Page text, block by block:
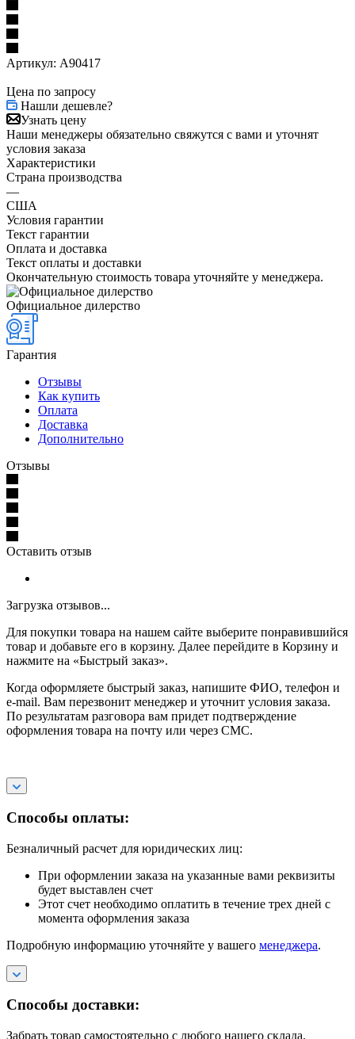
Артикул: A90417
Цена по запросу
Нашли дешевле?
Узнать цену
Наши менеджеры обязательно свяжутся с вами и уточнят
условия заказа
Характеристики
Страна производства
—
США
Условия гарантии
Текст гарантии
Оплата и доставка
Текст оплаты и доставки
Окончательную стоимость товара уточняйте у менеджера.
Официальное дилерство
Гарантия
Отзывы
Как купить
Оплата
Доставка
Дополнительно
Отзывы
Оставить отзыв
Загрузка отзывов...
Для покупки товара на нашем сайте выберите понравившийся
товар и добавьте его в корзину. Далее перейдите в Корзину и
нажмите на «Быстрый заказ».
Когда оформляете быстрый заказ, напишите ФИО, телефон и
e-mail. Вам перезвонит менеджер и уточнит условия заказа.
По результатам разговора вам придет подтверждение
оформления товара на почту или через СМС.
Способы оплаты:
Безналичный расчет для юридических лиц:
При оформлении заказа на указанные вами реквизиты
будет выставлен счет
Этот счет необходимо оплатить в течение трех дней с
момента оформления заказа
Подробную информацию уточняйте у вашего менеджера.
Способы доставки:
Забрать товар самостоятельно с любого нашего склада.